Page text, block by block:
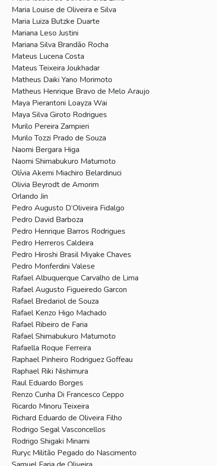
Maria Louise de Oliveira e Silva
Maria Luiza Butzke Duarte
Mariana Leso Justini
Mariana Silva Brandão Rocha
Mateus Lucena Costa
Mateus Teixeira Joukhadar
Matheus Daiki Yano Morimoto
Matheus Henrique Bravo de Melo Araujo
Maya Pierantoni Loayza Wai
Maya Silva Giroto Rodrigues
Murilo Pereira Zampieri
Murilo Tozzi Prado de Souza
Naomi Bergara Higa
Naomi Shimabukuro Matumoto
Olívia Akemi Miachiro Belardinuci
Olivia Beyrodt de Amorim
Orlando Jin
Pedro Augusto D’Oliveira Fidalgo
Pedro David Barboza
Pedro Henrique Barros Rodrigues
Pedro Herreros Caldeira
Pedro Hiroshi Brasil Miyake Chaves
Pedro Monferdini Valese
Rafael Albuquerque Carvalho de Lima
Rafael Augusto Figueiredo Garcon
Rafael Bredariol de Souza
Rafael Kenzo Higo Machado
Rafael Ribeiro de Faria
Rafael Shimabukuro Matumoto
Rafaella Roque Ferreira
Raphael Pinheiro Rodriguez Goffeau
Raphael Riki Nishimura
Raul Eduardo Borges
Renzo Cunha Di Francesco Ceppo
Ricardo Minoru Teixeira
Richard Eduardo de Oliveira Filho
Rodrigo Segal Vasconcellos
Rodrigo Shigaki Minami
Ruryc Militão Pegado do Nascimento